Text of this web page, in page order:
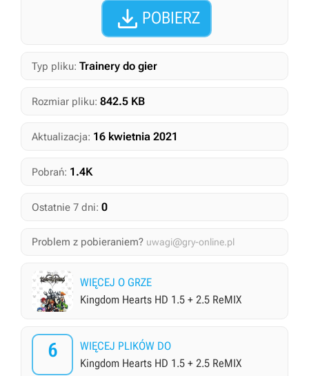
 POBIERZ
Typ pliku: Trainery do gier
Rozmiar pliku: 842.5 KB
Aktualizacja: 16 kwietnia 2021
Pobrań: 1.4K
Ostatnie 7 dni: 0
Problem z pobieraniem? uwagi@gry-online.pl
WIĘCEJ O GRZE
Kingdom Hearts HD 1.5 + 2.5 ReMIX
6
WIĘCEJ PLIKÓW DO
Kingdom Hearts HD 1.5 + 2.5 ReMIX